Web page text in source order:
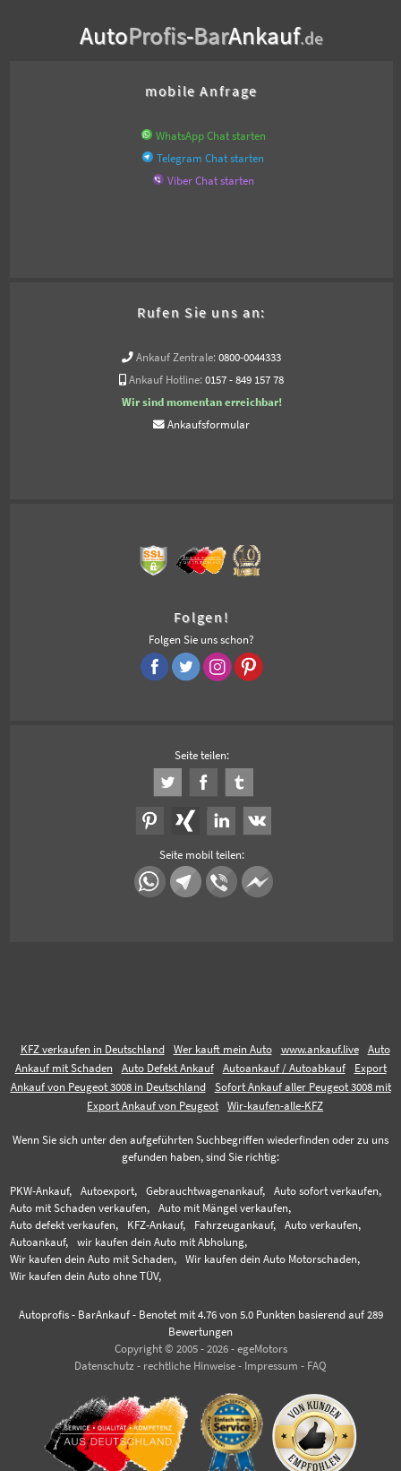
AutoProfis-BarAnkauf.de
mobile Anfrage
WhatsApp Chat starten
Telegram Chat starten
Viber Chat starten
Rufen Sie uns an:
Ankauf Zentrale: 0800-0044333
Ankauf Hotline: 0157 - 849 157 78
Wir sind momentan erreichbar!
Ankaufsformular
Folgen!
Folgen Sie uns schon?
Seite teilen:
Seite mobil teilen:
KFZ verkaufen in Deutschland Wer kauft mein Auto www.ankauf.live
Auto
Ankauf mit Schaden
Auto Defekt Ankauf Autoankauf / Autoabkauf
Export
Ankauf von Peugeot 3008 in Deutschland
Sofort Ankauf aller Peugeot 3008 mit
Export Ankauf von Peugeot
Wir-kaufen-alle-KFZ
Wenn Sie sich unter den aufgeführten Suchbegriffen wiederfinden oder zu uns
gefunden haben, sind Sie richtig:
PKW-Ankauf, Autoexport, Gebrauchtwagenankauf,
Auto sofort verkaufen,
Auto mit Schaden verkaufen,
Auto mit Mängel verkaufen,
Auto defekt verkaufen,
KFZ-Ankauf, Fahrzeugankauf,
Auto verkaufen,
Autoankauf,
wir kaufen dein Auto mit Abholung,
Wir kaufen dein Auto mit Schaden,
Wir kaufen dein Auto Motorschaden,
Wir kaufen dein Auto ohne TÜV,
Autoprofis - BarAnkauf- Benotet mit 4.76von 5.0 Punkten basierend auf 289
Bewertungen
Copyright © 2005 - 2026 - egeMotors
Datenschutz - rechtliche Hinweise - Impressum - FAQ